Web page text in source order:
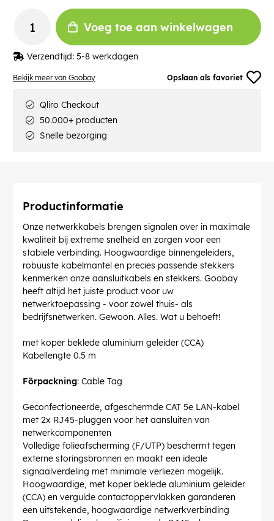
Bekijk meer van Goobay Opslaan als favoriet
Voeg toe aan winkelwagen
Verzendtijd: 5-8 werkdagen
Qliro Checkout
50.000+ producten
Snelle bezorging
Productinformatie
Onze netwerkkabels brengen signalen over in maximale
kwaliteit bij extreme snelheid en zorgen voor een
stabiele verbinding. Hoogwaardige binnengeleiders,
robuuste kabelmantel en precies passende stekkers
kenmerken onze aansluitkabels en stekkers. Goobay
heeft altijd het juiste product voor uw
netwerktoepassing - voor zowel thuis- als
bedrijfsnetwerken. Gewoon. Alles. Wat u behoeft!
met koper beklede aluminium geleider (CCA)
Kabellengte 0.5 m
Förpackning: Cable Tag
Geconfectioneerde, afgeschermde CAT 5e LAN-kabel
met 2x RJ45-pluggen voor het aansluiten van
netwerkcomponenten
Volledige folieafscherming (F/UTP) beschermt tegen
externe storingsbronnen en maakt een ideale
signaalverdeling met minimale verliezen mogelijk.
Hoogwaardige, met koper beklede aluminium geleider
(CCA) en vergulde contactoppervlakken garanderen
een uitstekende, hoogwaardige netwerkverbinding